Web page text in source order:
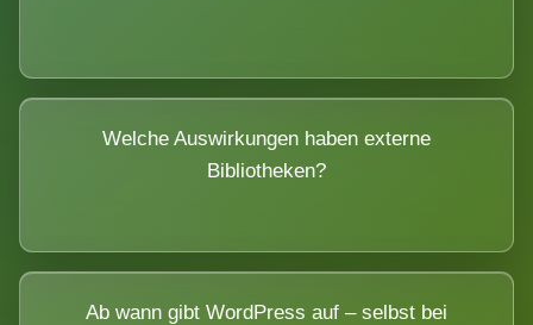
Welche Auswirkungen haben externe
Bibliotheken?
Ab wann gibt WordPress auf – selbst bei